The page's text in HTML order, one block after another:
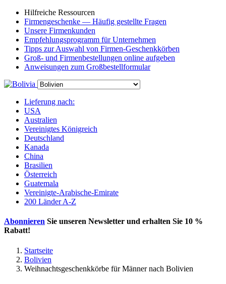
Hilfreiche Ressourcen
Firmengeschenke — Häufig gestellte Fragen
Unsere Firmenkunden
Empfehlungsprogramm für Unternehmen
Tipps zur Auswahl von Firmen-Geschenkkörben
Groß- und Firmenbestellungen online aufgeben
Anweisungen zum Großbestellformular
Lieferung nach:
USA
Australien
Vereinigtes Königreich
Deutschland
Kanada
China
Brasilien
Österreich
Guatemala
Vereinigte-Arabische-Emirate
200 Länder A-Z
Abonnieren Sie unseren Newsletter und erhalten Sie 10 %
Rabatt!
Startseite
Bolivien
Weihnachtsgeschenkkörbe für Männer nach Bolivien